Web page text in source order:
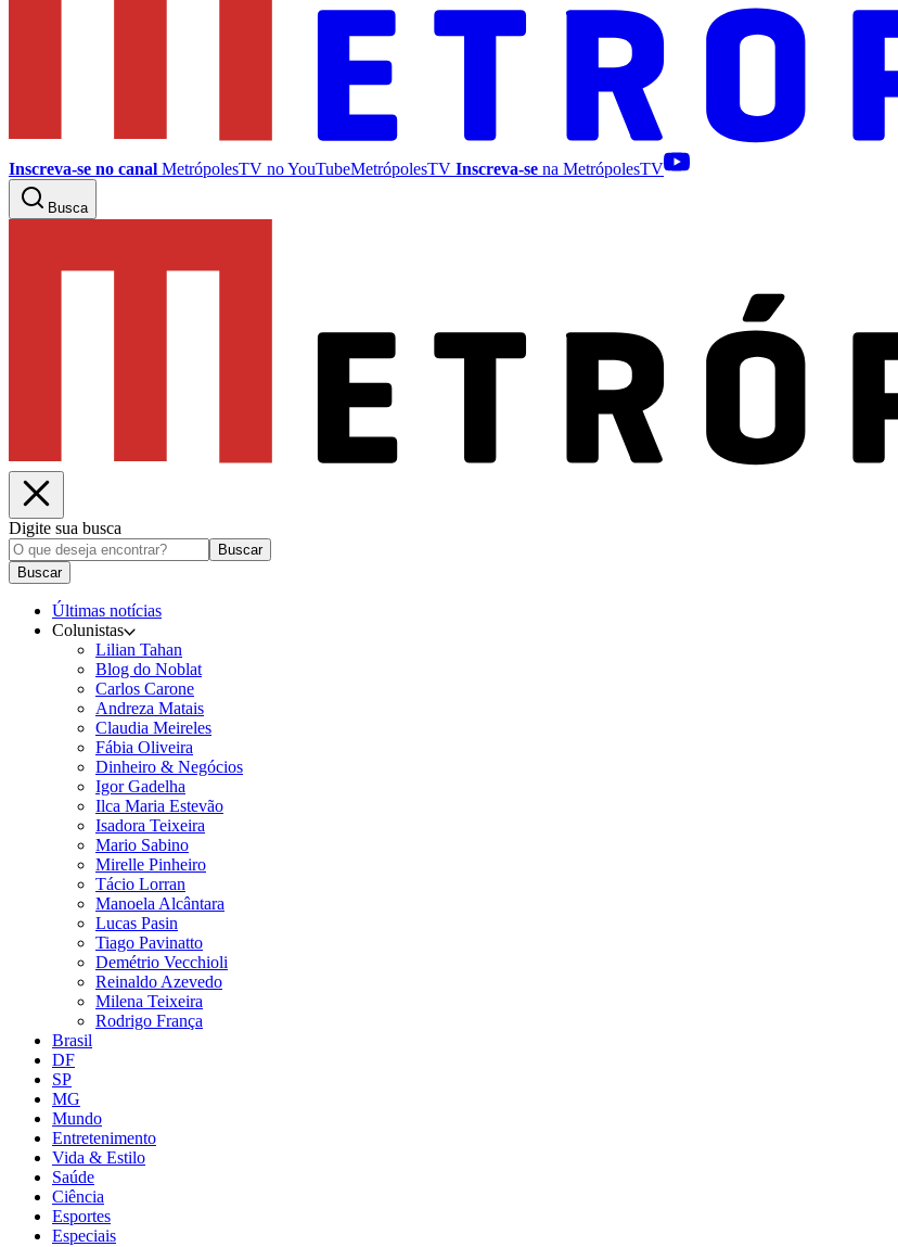
Inscreva-se no canal MetrópolesTV noYouTubeMetrópolesTV Inscreva-se na MetrópolesTV
Busca
Digite sua busca
Buscar
Buscar
Últimas notícias
Colunistas
Lilian Tahan
Blog do Noblat
Carlos Carone
Andreza Matais
Claudia Meireles
Fábia Oliveira
Dinheiro & Negócios
Igor Gadelha
Ilca Maria Estevão
Isadora Teixeira
Mario Sabino
Mirelle Pinheiro
Tácio Lorran
Manoela Alcântara
Lucas Pasin
Tiago Pavinatto
Demétrio Vecchioli
Reinaldo Azevedo
Milena Teixeira
Rodrigo França
Brasil
DF
SP
MG
Mundo
Entretenimento
Vida & Estilo
Saúde
Ciência
Esportes
Especiais